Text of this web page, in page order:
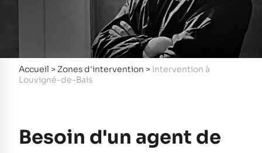
Accueil > Zones d'intervention > Intervention à
Louvigné-de-Bais
Besoin d'un agent de